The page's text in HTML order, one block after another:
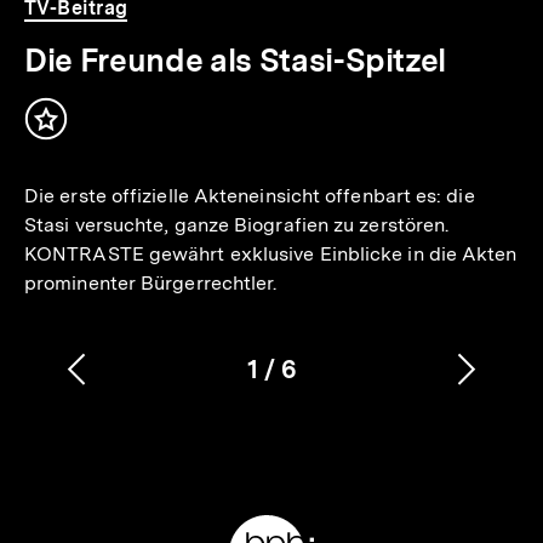
Video
Dauer
22
Min.
TV-Beitrag
Die Freunde als Stasi-Spitzel
Inhalt
Die erste offizielle Akteneinsicht offenbart es: die
Stasi versuchte, ganze Biografien zu zerstören.
KONTRASTE gewährt exklusive Einblicke in die Akten
prominenter Bürgerrechtler.
Karussellinhalt
1
von
/ 6
Vorherigen